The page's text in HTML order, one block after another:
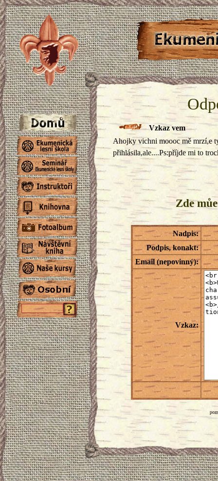
Vzkaz vem
Ahojky vichni moooc mě
přihlásila,ale....Ps:příjde mi to
Zde
Nadpis:
Podpis, konakt:
Email (nepovinný):
Vzkaz: